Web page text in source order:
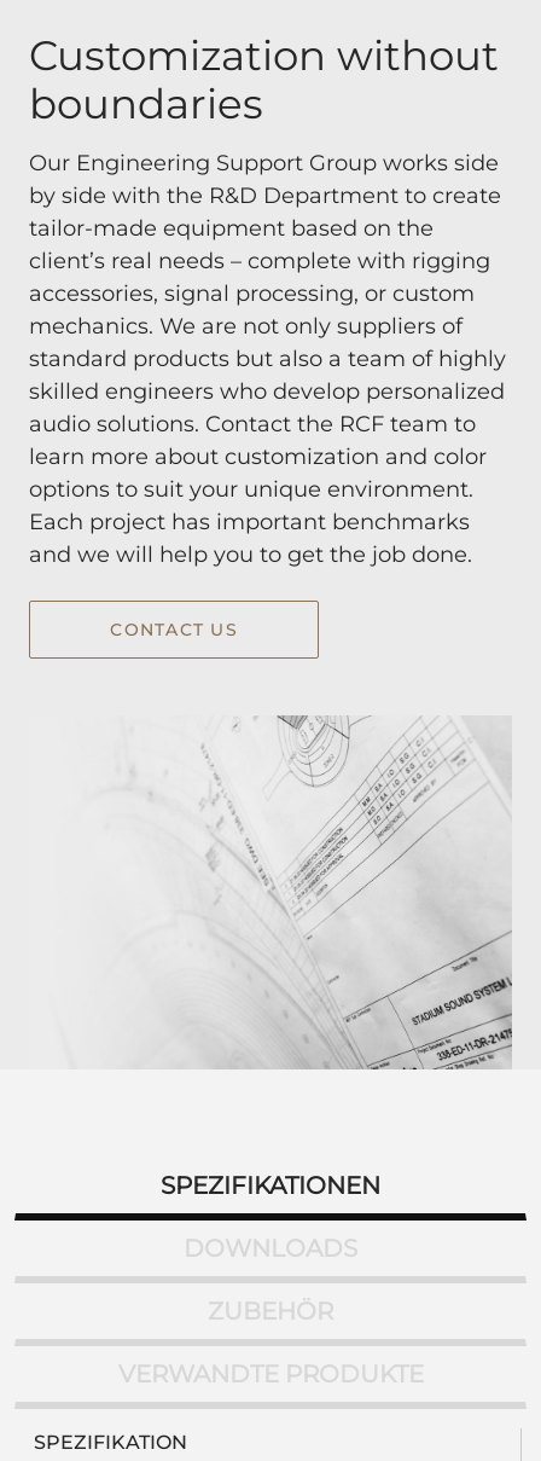
Customization without
boundaries
Our Engineering Support Group works side
by side with the R&D Department to create
tailor-made equipment based on the
client’s real needs – complete with rigging
accessories, signal processing, or custom
mechanics. We are not only suppliers of
standard products but also a team of highly
skilled engineers who develop personalized
audio solutions. Contact the RCF team to
learn more about customization and color
options to suit your unique environment.
Each project has important benchmarks
and we will help you to get the job done.
CONTACT US
SPEZIFIKATIONEN
DOWNLOADS
ZUBEHÖR
VERWANDTE PRODUKTE
SPEZIFIKATION